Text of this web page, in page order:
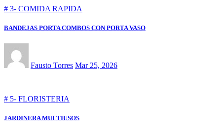
# 3- COMIDA RAPIDA
BANDEJAS PORTA COMBOS CON PORTA VASO
Fausto Torres Mar 25, 2026
# 5- FLORISTERIA
JARDINERA MULTIUSOS